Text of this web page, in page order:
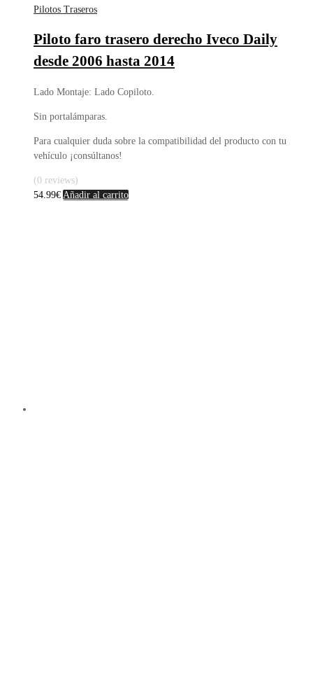
Pilotos Traseros
Piloto faro trasero derecho Iveco Daily
desde 2006 hasta 2014
Lado Montaje: Lado Copiloto.
Sin portalámparas.
Para cualquier duda sobre la compatibilidad del producto con tu
vehículo ¡consúltanos!
(0 reviews)
54.99€ Añadir al carrito